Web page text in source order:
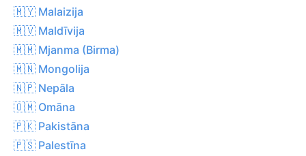
🇲🇾 Malaizija
🇲🇻 Maldīvija
🇲🇲 Mjanma (Birma)
🇲🇳 Mongolija
🇳🇵 Nepāla
🇴🇲 Omāna
🇵🇰 Pakistāna
🇵🇸 Palestīna